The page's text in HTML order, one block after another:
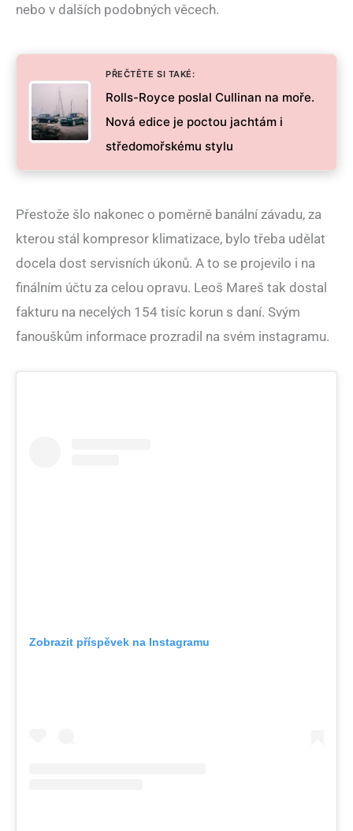
nebo v dalších podobných věcech.
PŘEČTĚTE SI TAKÉ:
Rolls-Royce poslal Cullinan na moře.
Nová edice je poctou jachtám i
středomořskému stylu
Přestože šlo nakonec o poměrně banální závadu, za
kterou stál kompresor klimatizace, bylo třeba udělat
docela dost servisních úkonů. A to se projevilo i na
finálním účtu za celou opravu. Leoš Mareš tak dostal
fakturu na necelých 154 tisíc korun s daní. Svým
fanouškům informace prozradil na svém instagramu.
Zobrazit příspěvek na Instagramu